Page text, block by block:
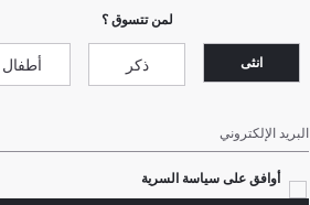
لمن تتسوق ؟
انثى ذكر أطفال
البريد الإلكتروني
أوافق على سياسة السرية